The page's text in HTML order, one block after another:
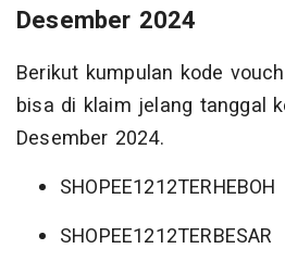
Desember 2024
Berikut kumpulan kode
bisa di klaim jelang tanggal
Desember 2024.
SHOPEE1212TERHEBOH
SHOPEE1212TERBESAR